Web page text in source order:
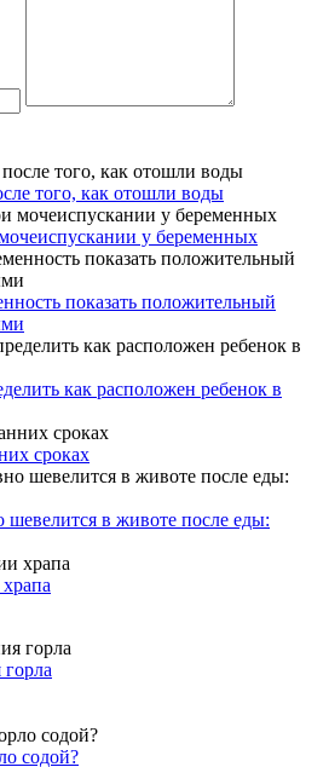
того, как отошли воды
у беременных
показать положительный
как расположен ребенок в
сроках
в животе после еды:
содой?